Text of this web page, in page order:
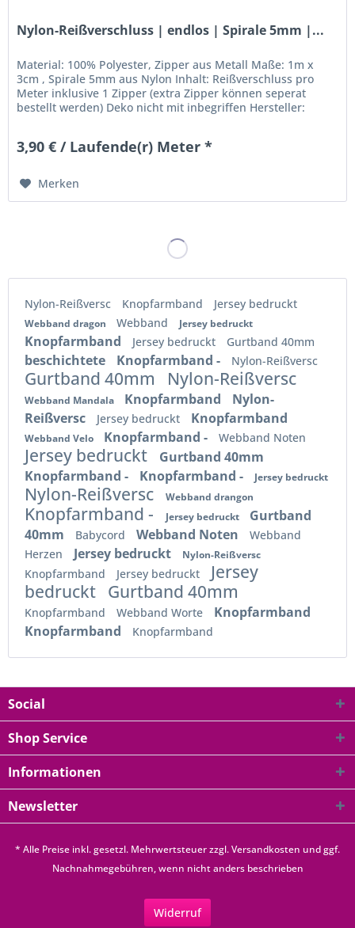
Nylon-Reißverschluss | endlos | Spirale 5mm |...
Material: 100% Polyester, Zipper aus Metall Maße: 1m x
3cm , Spirale 5mm aus Nylon Inhalt: Reißverschluss pro
Meter inklusive 1 Zipper (extra Zipper können seperat
bestellt werden) Deko nicht mit inbegriffen Hersteller:
3,90 € / Laufende(r) Meter *
Merken
Nylon-Reißversc Knopfarmband Jersey bedruckt
Webband dragon Webband Jersey bedruckt
Knopfarmband Jersey bedruckt Gurtband 40mm
beschichtete Knopfarmband - Nylon-Reißversc
Gurtband 40mm Nylon-Reißversc
Webband Mandala Knopfarmband
Nylon-
Reißversc
Jersey bedruckt Knopfarmband
Webband Velo Knopfarmband - Webband Noten
Jersey bedruckt
Gurtband 40mm
Knopfarmband -
Knopfarmband - Jersey bedruckt
Nylon-Reißversc Webband drangon
Knopfarmband - Jersey bedruckt
Gurtband
40mm
Babycord Webband Noten
Webband
Herzen
Jersey bedruckt Nylon-Reißversc
Knopfarmband Jersey bedruckt
Jersey
bedruckt Gurtband 40mm
Knopfarmband Webband Worte
Knopfarmband
Knopfarmband
Knopfarmband
Social
Shop Service
Informationen
Newsletter
* Alle Preise inkl. gesetzl. Mehrwertsteuer zzgl.Versandkosten und ggf.
Nachnahmegebühren, wenn nicht anders beschrieben
Widerruf